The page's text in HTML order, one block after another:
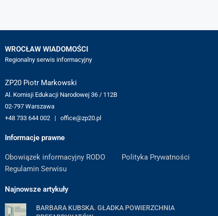
WROCŁAW WIADOMOŚCI
Regionalny serwis informacyjny
ZP20 Piotr Markowski
Al. Komisji Edukacji Narodowej 36 / 112B
02-797 Warszawa
+48 733 644 002 | office@zp20.pl
Informacje prawne
Obowiązek informacyjny RODO
Polityka Prywatności
Regulamin Serwisu
Najnowsze artykuły
BARBARA KUBSKA. GŁADKA POWIERZCHNIA